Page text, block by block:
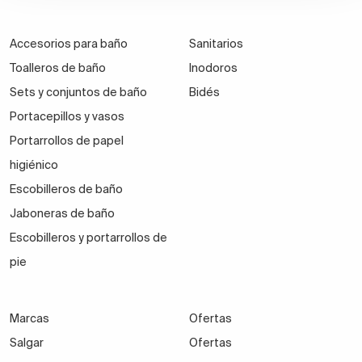
Accesorios para baño
Toalleros de baño
Sets y conjuntos de baño
Portacepillos y vasos
Portarrollos de papel
higiénico
Escobilleros de baño
Jaboneras de baño
Escobilleros y portarrollos de
pie
Sanitarios
Inodoros
Bidés
Marcas
Salgar
Ofertas
Ofertas